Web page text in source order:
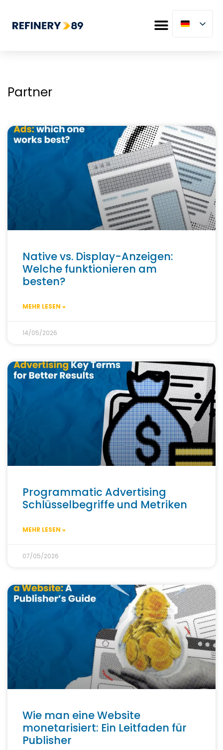
Partner
Native vs. Display-Anzeigen:
Welche funktionieren am
besten?
MEHR LESEN »
14/05/2026
Programmatic Advertising
Schlüsselbegriffe und Metriken
MEHR LESEN »
07/05/2026
Wie man eine Website
monetarisiert: Ein Leitfaden für
Publisher